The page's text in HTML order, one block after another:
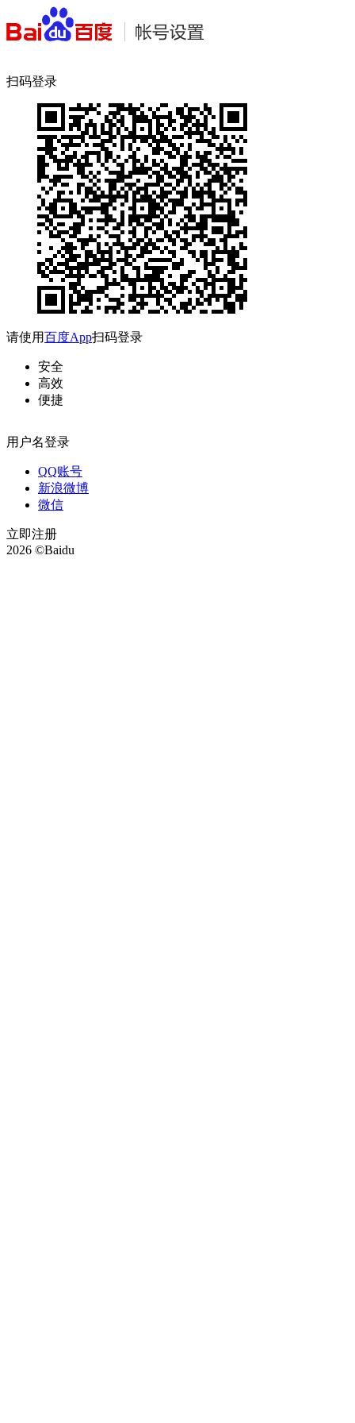
扫码登录
请使用百度App扫码登录
安全
高效
便捷
用户名登录
QQ账号
新浪微博
微信
立即注册
2026 ©Baidu